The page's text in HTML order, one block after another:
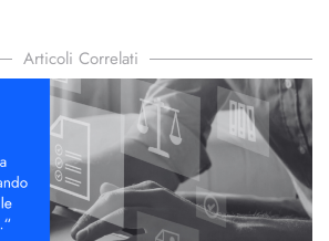
Articoli Correlati